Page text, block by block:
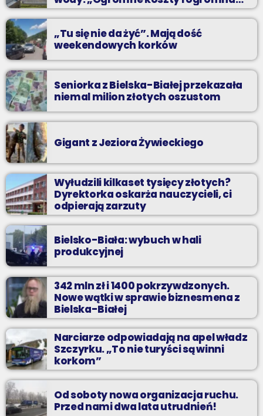
praca”
„Tu się nie da żyć”. Mają dość
weekendowych korków
Seniorka z Bielska-Białej przekazała
niemal milion złotych oszustom
Gigant z Jeziora Żywieckiego
Wyłudzili kilkaset tysięcy złotych?
Dyrektorka oskarża nauczycieli, ci
odpierają zarzuty
Bielsko-Biała: wybuch w hali
produkcyjnej
342 mln zł i 1400 pokrzywdzonych.
Nowe wątki w sprawie biznesmena z
Bielska-Białej
Narciarze odpowiadają na apel władz
Szczyrku. „To nie turyści są winni
korkom”
Od soboty nowa organizacja ruchu.
Przed nami dwa lata utrudnień!